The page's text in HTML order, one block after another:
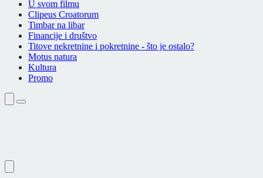
U svom filmu
Clipeus Croatorum
Timbar na libar
Financije i društvo
Titove nekretnine i pokretnine - što je ostalo?
Motus natura
Kultura
Promo